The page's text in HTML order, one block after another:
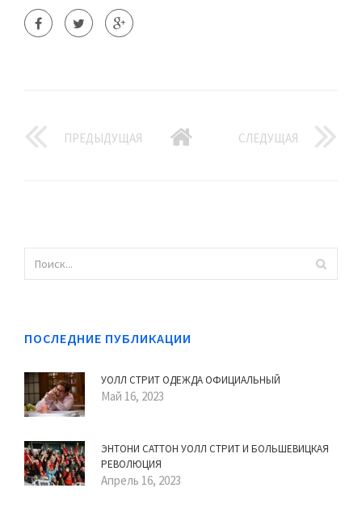
ПРЕДЫДУЩАЯ СЛЕДУЩАЯ
ПОСЛЕДНИЕ ПУБЛИКАЦИИ
УОЛЛ СТРИТ ОДЕЖДА ОФИЦИАЛЬНЫЙ
Май 16, 2023
ЭНТОНИ САТТОН УОЛЛ СТРИТ И БОЛЬШЕВИЦКАЯ
РЕВОЛЮЦИЯ
Апрель 16, 2023